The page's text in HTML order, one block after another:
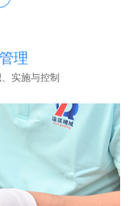
理
实施与控制